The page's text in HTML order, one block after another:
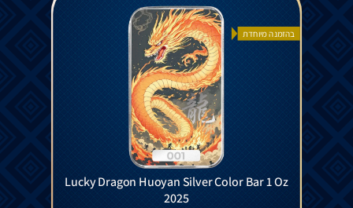
בהזמנה מיוחדת
Lucky Dragon Huoyan Silver Color Bar 1 Oz
2025